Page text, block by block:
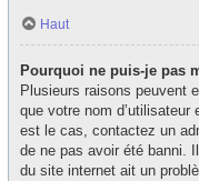
Haut
Pourquoi ne puis-je pas
Plusieurs raisons peuvent
que votre nom
est le cas, contactez un
de ne pas avoir été banni.
du site internet ait un